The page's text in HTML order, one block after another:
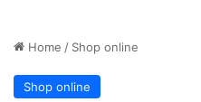
Home / Shop online
Shop online